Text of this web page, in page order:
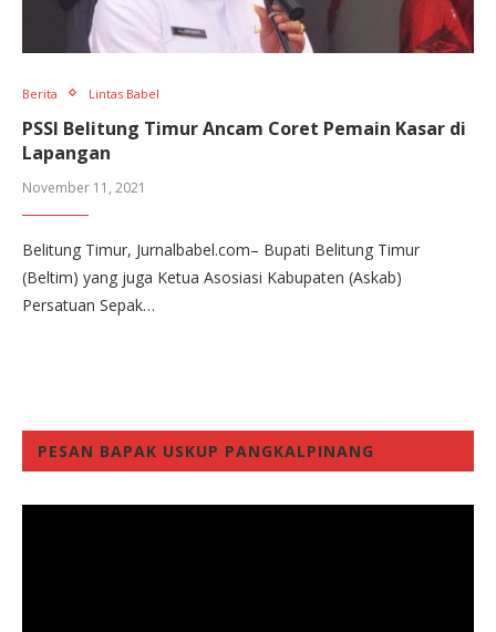
Berita Lintas Babel
PSSI Belitung Timur Ancam Coret Pemain Kasar di
Lapangan
November 11, 2021
Belitung Timur, Jurnalbabel.com– Bupati Belitung Timur
(Beltim) yang juga Ketua Asosiasi Kabupaten (Askab)
Persatuan Sepak…
PESAN BAPAK USKUP PANGKALPINANG